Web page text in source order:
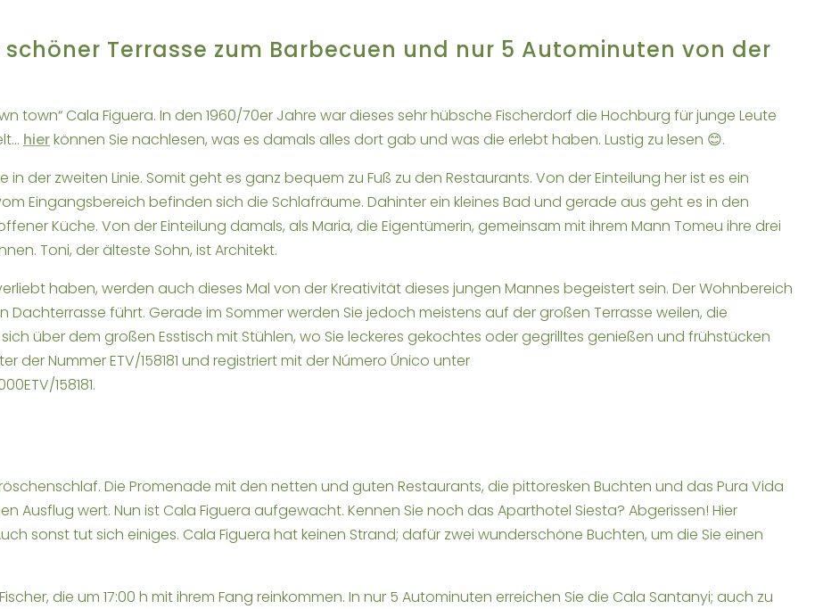
Terrasse zum Barbecuen und nur 5 Autominuten von der
town“ Cala Figuera. In den 1960/70er Jahre war dieses sehr hübsche Fischerdorf die Hochburg für junge Leute
hierkönnen Sie nachlesen, was es damals alles dort gab und was die erlebt haben. Lustig zu lesen 😊.
der zweiten Linie. Somit geht es ganz bequem zu Fuß zu den Restaurants. Von der Einteilung her ist es ein
Eingangsbereich befinden sich die Schlafräume. Dahinter ein kleines Bad und gerade aus geht es in den
Küche. Von der Einteilung damals, als Maria, die Eigentümerin, gemeinsam mit ihrem Mann Tomeu ihre drei
Toni, der älteste Sohn, ist Architekt.
haben, werden auch dieses Mal von der Kreativität dieses jungen Mannes begeistert sein. Der Wohnbereich
führt. Gerade im Sommer werden Sie jedoch meistens auf der großen Terrasse weilen, die
über dem großen Esstisch mit Stühlen, wo Sie leckeres gekochtes oder gegrilltes genießen und frühstücken
der Nummer ETV/158181 und registriert mit der Número Único unter
158181.
Die Promenade mit den netten und guten Restaurants, die pittoresken Buchten und das Pura Vida
Ausflug wert. Nun ist Cala Figuera aufgewacht. Kennen Sie noch das Aparthotel Siesta? Abgerissen! Hier
sonst tut sich einiges. Cala Figuera hat keinen Strand; dafür zwei wunderschöne Buchten, um die Sie einen
die um 17:00 h mit ihrem Fang reinkommen. In nur 5 Autominuten erreichen Sie die Cala Santanyi; auch zu